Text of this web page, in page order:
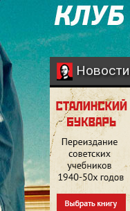
Новости